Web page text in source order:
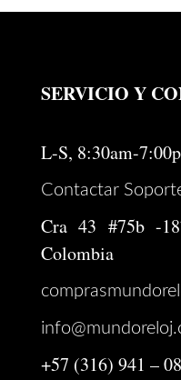
SERVICIO Y
L-S, 8:30am-
Contactar
Cra 43 #75b -
Colombia
+57 (316) 941 –